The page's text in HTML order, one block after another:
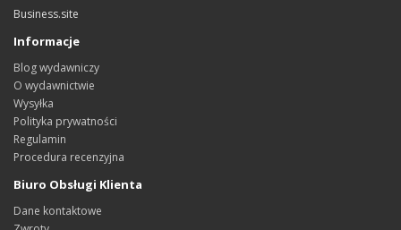
Business.site
Informacje
Blog wydawniczy
O wydawnictwie
Wysyłka
Polityka prywatności
Regulamin
Procedura recenzyjna
Biuro Obsługi Klienta
Dane kontaktowe